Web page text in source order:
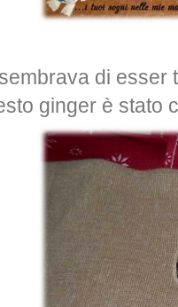
di esser
ginger è stato